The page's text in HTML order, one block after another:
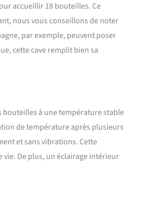
accueillir 18 bouteilles. Ce
nous vous conseillons de noter
par exemple, peuvent poser
cette cave remplit bien sa
bouteilles à une température stable
de température après plusieurs
et sans vibrations. Cette
De plus, un éclairage intérieur